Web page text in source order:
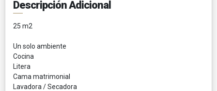
Descripción Adicional
25 m2
Un solo ambiente
Cocina
Litera
Cama matrimonial
Lavadora / Secadora